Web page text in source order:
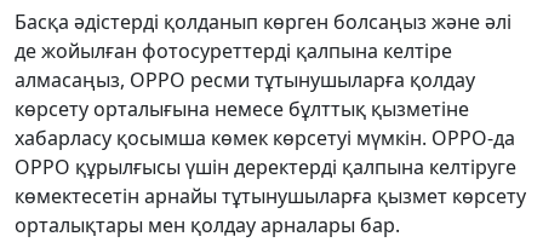
Басқа әдістерді қолданып көрген болсаңыз және әлі
де жойылған фотосуреттерді қалпына келтіре
алмасаңыз, OPPO ресми тұтынушыларға қолдау
көрсету орталығына немесе бұлттық қызметіне
хабарласу қосымша көмек көрсетуі мүмкін. OPPO-да
OPPO құрылғысы үшін деректерді қалпына келтіруге
көмектесетін арнайы тұтынушыларға қызмет көрсету
орталықтары мен қолдау арналары бар.